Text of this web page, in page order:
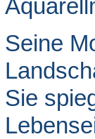
Seine
Sie